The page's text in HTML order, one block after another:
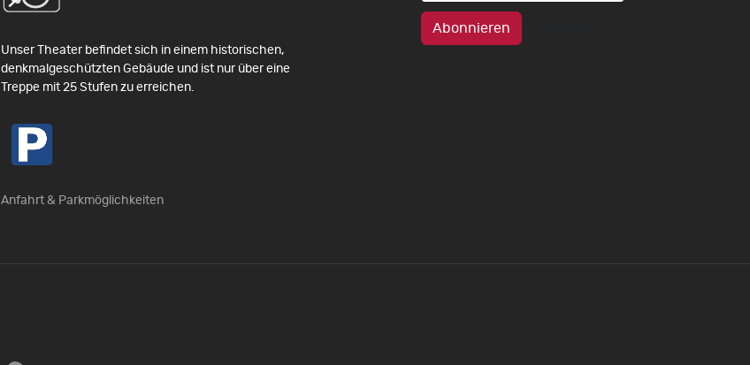
Unser Theater befindet sich in einem historischen,
denkmalgeschützten Gebäude und ist nur über eine
Treppe mit 25 Stufen zu erreichen.
Anfahrt & Parkmöglichkeiten
Abonnieren